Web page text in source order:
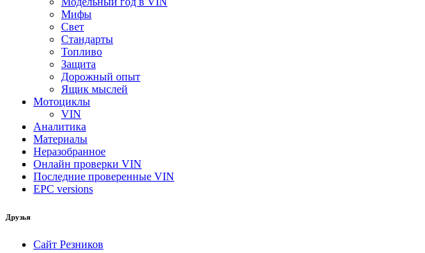
Мифы
Свет
Стандарты
Топливо
Защита
Дорожный опыт
Ящик мыслей
Мотоциклы
VIN
Аналитика
Материалы
Неразобранное
Онлайн проверки VIN
Последние проверенные VIN
EPC versions
Друзья
Сайт Резников